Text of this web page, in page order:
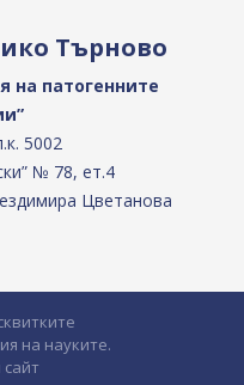
Търново
на патогенните
5002
№ 78, ет.4
Цветанова
на науките.